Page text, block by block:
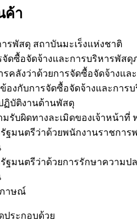
ค้า
รพัสดุ สถาบันมะเร็งแห่งชาติ
ดซื้อจัดจ้างและการบริหารพัสดุ
รคลังว่าด้วยการจัดซื้อจัดจ้างแ
องกับการจัดซื้อจัดจ้างและการ
ฏิบัติงานด้านพัสดุ
บผิดทางละเมิดของเจ้าหน้าที่
ฐมนตรีว่าด้วยพนักงานราชการ
ฐมนตรีว่าด้วยการรักษาความป
ภาษณ์
ประกอบด้วย